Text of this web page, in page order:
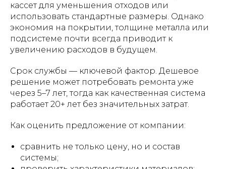
кассет для уменьшения отходов или
использовать стандартные размеры. Однако
экономия на покрытии, толщине металла или
подсистеме почти всегда приводит к
увеличению расходов в будущем.
Срок службы — ключевой фактор. Дешевое
решение может потребовать ремонта уже
через 5–7 лет, тогда как качественная система
работает 20+ лет без значительных затрат.
Как оценить предложение от компании:
сравнить не только цену, но и состав
системы;